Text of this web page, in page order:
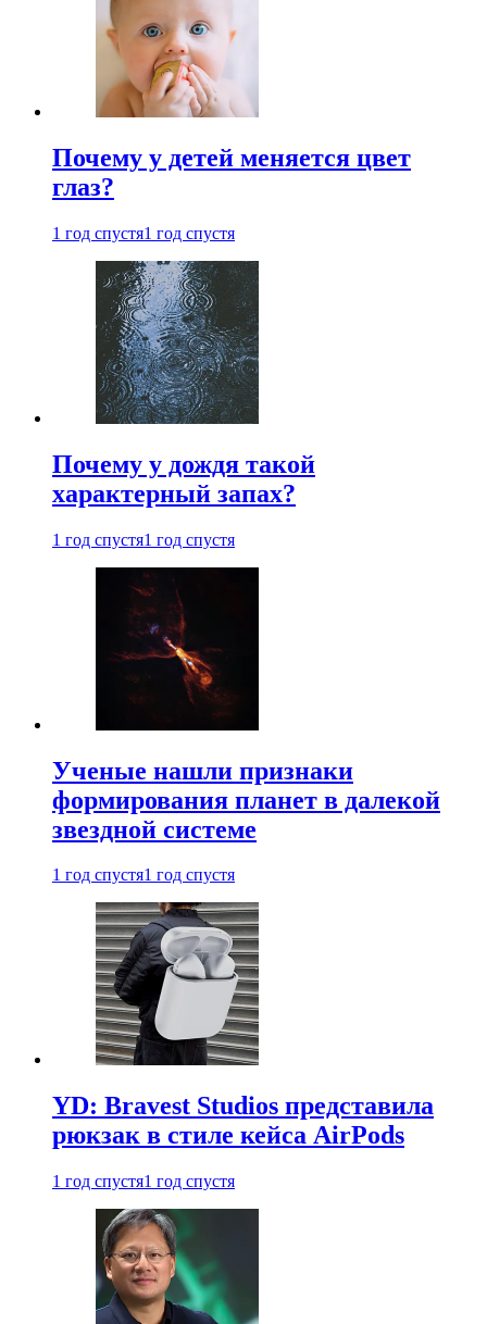
Почему у детей меняется цвет
глаз?
1 год спустя1 год спустя
Почему у дождя такой
характерный запах?
1 год спустя1 год спустя
Ученые нашли признаки
формирования планет в далекой
звездной системе
1 год спустя1 год спустя
YD: Bravest Studios представила
рюкзак в стиле кейса AirPods
1 год спустя1 год спустя